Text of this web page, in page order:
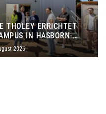
THOLEY ERRICHTET
IN HASBORN-
FÜR RUND 8,5 BIS 9
EURO
2026